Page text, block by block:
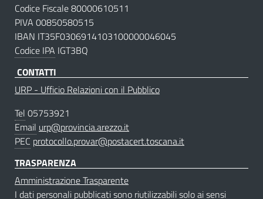
Codice Fiscale 80000610511
PIVA 00850580515
IBAN IT35F0306914103100000046045
Codice IPA IGT3BQ
CONTATTI
URP - Ufficio Relazioni con il Pubblico
Tel 05753921
Email urp@provincia.arezzo.it
PEC protocollo.provar@postacert.toscana.it
TRASPARENZA
Amministrazione Trasparente
I dati personali pubblicati sono riutilizzabili solo ai sensi